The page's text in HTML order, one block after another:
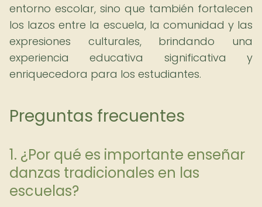
entorno escolar, sino que también fortalecen
los lazos entre la escuela, la comunidad y las
expresiones culturales, brindando una
experiencia educativa significativa y
enriquecedora para los estudiantes.
Preguntas frecuentes
1. ¿Por qué es importante enseñar
danzas tradicionales en las
escuelas?